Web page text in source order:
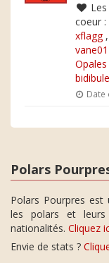
coeur :
xflagg,
Opales
bidibule
Date
Polars
Polars Pourpres
les polars et
nationalités. Cliquez
Envie de stats ?